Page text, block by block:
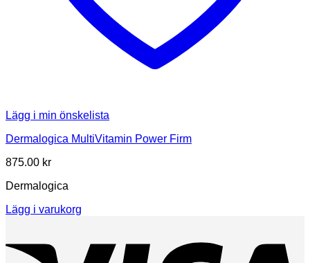
Lägg i min önskelista
Dermalogica MultiVitamin Power Firm
875.00 kr
Dermalogica
Lägg i varukorg